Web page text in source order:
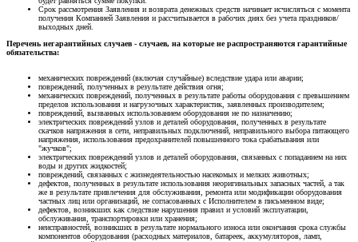
Срок рассмотрения Заявления и возврата денежных средств начинает исчисляться с момента
получения Компанией Заявления и рассчитывается в рабочих днях без учета праздников/
выходных дней.
Перечень негарантийных случаев - случаев, на которые не распространяются гарантийные
обязательства:
механических повреждений (включая случайные) вследствие удара или аварии;
повреждений, полученных в результате действия огня;
механических повреждений, полученных в результате работы оборудования с превышением
пределов использования и нагрузочных характеристик, заявленных производителем;
повреждений, вызванных использованием оборудования не по назначению;
электрических повреждений узлов и деталей оборудования, полученных в результате
скачков напряжения в сети, неправильных подключений, неправильного выбора питающего
напряжения, использования предохранителей повышенного тока срабатывания или
"жучков";
электрических повреждений узлов и деталей оборудования, связанных с попаданием на них
воды и других жидкостей;
повреждений, связанных с жизнедеятельностью насекомых и мелких животных;
дефектов, полученных в результате использования неоригинальных запасных частей, а так
же в результате привлечения для обслуживания, ремонта или модификации оборудования
частных лиц или организаций, не согласованных с Исполнителем в письменном виде;
дефектов, возникших как следствие нарушения правил и условий эксплуатации,
обслуживания, транспортировки или хранения;
неисправностей, возникших в результате нормального износа или окончания срока службы
компонентов оборудования (расходных материалов, батареек, аккумуляторов, ламп,